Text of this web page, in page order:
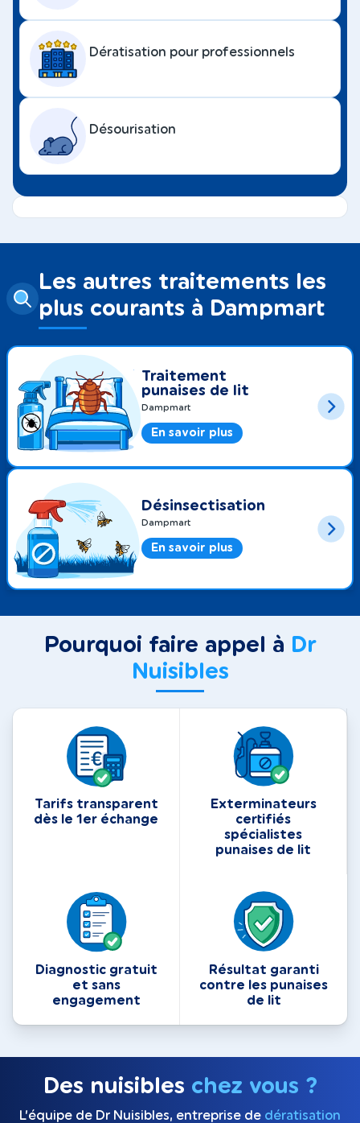
Dératisation pour professionnels
Désourisation
Les autres traitements les
plus courants à Dampmart
Traitement
punaises de lit
Dampmart
En savoir plus
Désinsectisation
Dampmart
En savoir plus
Pourquoi faire appel à Dr
Nuisibles
Tarifs transparent
dès le 1er échange
Exterminateurs
certifiés
spécialistes
punaises de lit
Diagnostic gratuit
et sans
engagement
Résultat garanti
contre les punaises
de lit
Des nuisibles chez vous ?
L’équipe de Dr Nuisibles, entreprise de dératisation